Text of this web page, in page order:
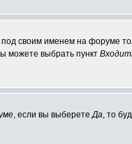
своим именем на форуме
можете выбрать пункт
, если вы выберетеДа, то